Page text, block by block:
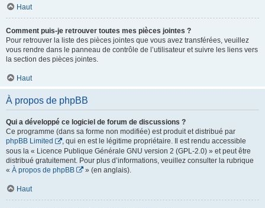
Haut
Comment puis-je retrouver toutes mes pièces jointes ?
Pour retrouver la liste des pièces jointes que vous avez transférées, veuillez
vous rendre dans le panneau de contrôle de l’utilisateur et suivre les liens vers
la section des pièces jointes.
Haut
À propos de phpBB
Qui a développé ce logiciel de forum de discussions ?
Ce programme (dans sa forme non modifiée) est produit et distribué par
phpBB Limited
, qui en est le légitime propriétaire. Il est rendu accessible
sous la « Licence Publique Générale GNU version 2 (GPL-2.0) » et peut être
distribué gratuitement. Pour plus d’informations, veuillez consulter la rubrique
« À propos de phpBB » (en anglais).
Haut